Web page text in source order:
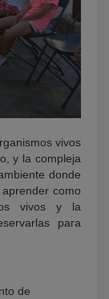
vivos
y la compleja
donde
como
vivos y la
para
de